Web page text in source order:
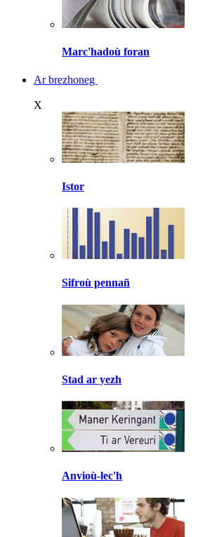
Marc'hadoù foran
Ar brezhoneg
X
Istor
Sifroù pennañ
Stad ar yezh
Anvioù-lec'h